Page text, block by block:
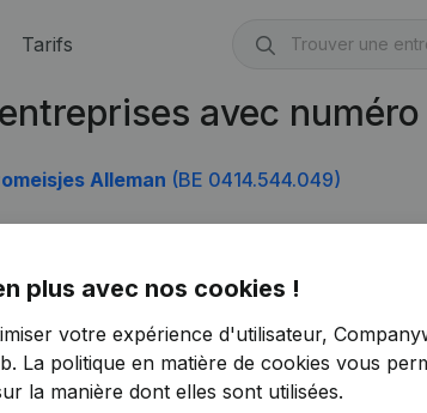
Tarifs
avec
Alleman (BE 0414.544.049)
plus avec nos cookies !
votre expérience d'utilisateur,
La politique en matière de cookies vous
la manière dont elles sont utilisées.